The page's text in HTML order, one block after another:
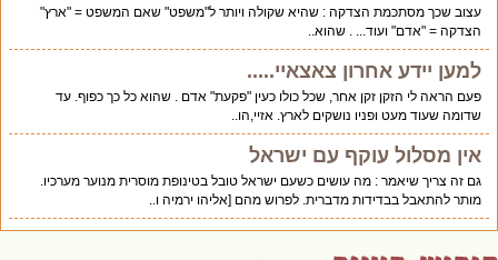
עצוב שכך מסתכמת הצדקה : שהיא שקולה ויותר ל"משפט" שאם המשפט = "ארץ"
הצדקה = "אדם" ועוד... . שהוא..
למען יידע אחרון צאצאיי.....
פעם הראה לי הזקן זקן אחר, שכל כולו כעין "פקעת" אדם . שהוא כל כך כפוף. עד
שדומה שעוד מעט ופניו נושקים לארץ. אזיי,הו..
אין מסלול עוקף עם ישראל
גם זה צריך שיאמר : מה עושים כשעם ישראל טובל בטינופת מוסרית מנוער מערכיו.
מותר להתאבל בבדידות מדברית. לפרוש מהם [אליהו ירמיה ו..